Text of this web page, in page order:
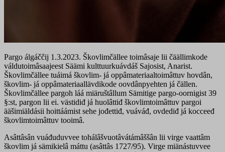
Pargo álgáččij 1.3.2023. Škovlimčällee toimâsaje lii čäällimkode
váldutoimâsaajeest Säämi kulttuurkuávdáš Sajosist, Anarist.
Škovlimčällee tuáimá škovlim- já oppâmateriaaltoimâttuv hovdân,
škovlim- já oppâmateriaallävdikode oovdânpyehten já čällen.
Škovlimčällee pargoh láá miäruštâllum Sämitige pargo-oornigist 39
§:st, pargon lii ei. västidiđ já huolâttiđ škovlimtoimâttuv pargoi
ääšimiäldásii hoittáámist sehe jođettiđ, vuáváđ, ovdediđ já kocceeđ
škovlimtoimâttuv tooimâ.
Asâttâsân vuáđuduvvee tohálâšvuotâvátámâššân lii virge vaattâm
škovlim já sämikielâ máttu (asâttâs 1727/95). Virge miänástuvvee